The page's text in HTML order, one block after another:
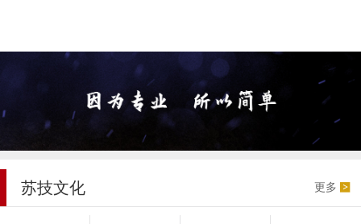
苏技文化 更多